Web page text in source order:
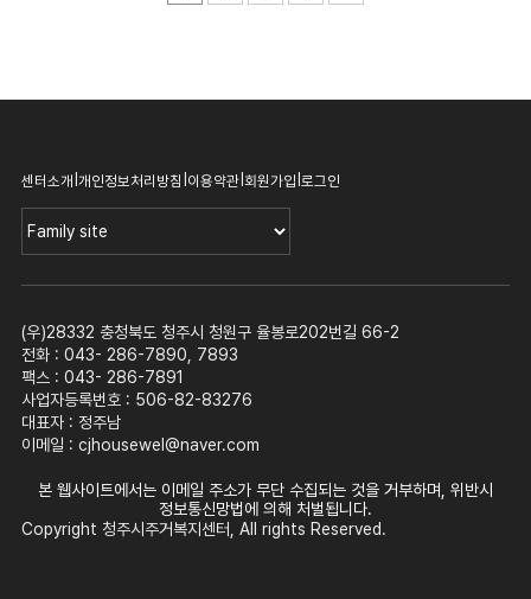
센터소개 개인정보처리방침 이용약관| 회원가입 로그인
(우)28332 충청북도 청주시 청원구 율봉로202번길 66-2
전화 : 043- 286-7890, 7893
팩스 : 043- 286-7891
사업자등록번호 : 506-82-83276
대표자 : 정주남
이메일 : cjhousewel@naver.com
본 웹사이트에서는 이메일 주소가 무단 수집되는 것을 거부하며, 위반시
정보통신망법에 의해 처벌됩니다.
Copyright 청주시주거복지센터, All rights Reserved.